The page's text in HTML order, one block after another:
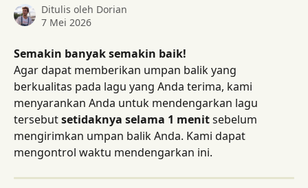
Ditulis oleh Dorian
7 Mei 2026
Semakin banyak semakin baik!
Agar dapat memberikan umpan balik yang
berkualitas pada lagu yang Anda terima, kami
menyarankan Anda untuk mendengarkan lagu
tersebut setidaknya selama 1 menit sebelum
mengirimkan umpan balik Anda. Kami dapat
mengontrol waktu mendengarkan ini.